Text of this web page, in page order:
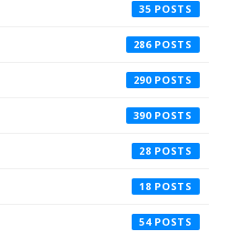
35
286
290
390
28
18
54